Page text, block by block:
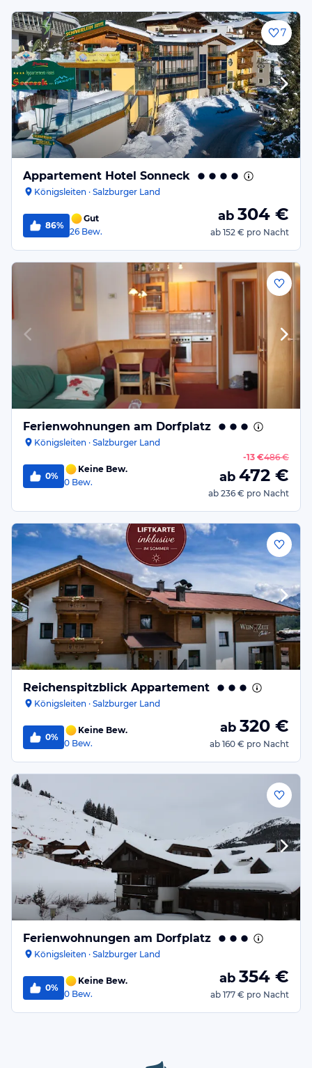
7
Appartement Hotel Sonneck
Königsleiten · Salzburger Land
86%
Gut
26 Bew.
ab 304 €
ab 152 € pro Nacht
Ferienwohnungen am Dorfplatz
Königsleiten · Salzburger Land
0%
Keine Bew.
0 Bew.
-13 €486 €
ab 472 €
ab 236 € pro Nacht
Reichenspitzblick Appartement
Königsleiten · Salzburger Land
0%
Keine Bew.
0 Bew.
ab 320 €
ab 160 € pro Nacht
Ferienwohnungen am Dorfplatz
Königsleiten · Salzburger Land
0%
Keine Bew.
0 Bew.
ab 354 €
ab 177 € pro Nacht